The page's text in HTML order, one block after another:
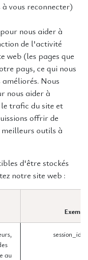
vous reconnecter)
nous aider à
de l'activité
web (les pages que
pays, ce qui nous
Nous
nous aider à
trafic du site et
offrir de
meilleurs outils à
d'être stockés
notre site web :
au
session_id